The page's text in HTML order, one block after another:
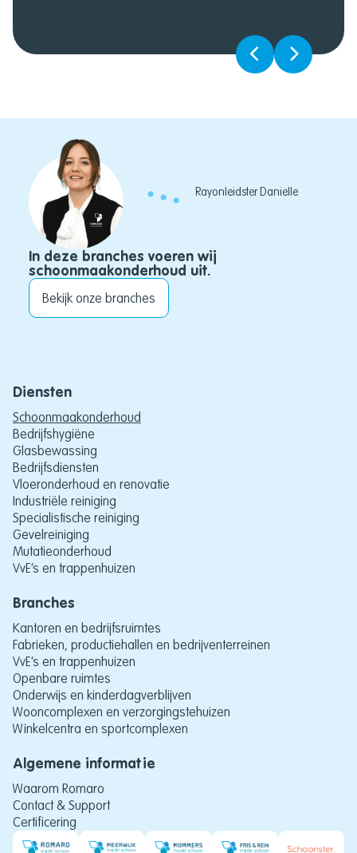
Rayonleidster Danielle
In deze branches voeren wij
schoonmaakonderhoud uit.
Bekijk onze branches
Diensten
Schoonmaakonderhoud
Bedrijfshygiëne
Glasbewassing
Bedrijfsdiensten
Vloeronderhoud en renovatie
Industriële reiniging
Specialistische reiniging
Gevelreiniging
Mutatieonderhoud
VvE’s en trappenhuizen
Branches
Kantoren en bedrijfsruimtes
Fabrieken, productiehallen en bedrijventerreinen
VvE’s en trappenhuizen
Openbare ruimtes
Onderwijs en kinderdagverblijven
Wooncomplexen en verzorgingstehuizen
Winkelcentra en sportcomplexen
Algemene informatie
Waarom Romaro
Contact & Support
Certificering